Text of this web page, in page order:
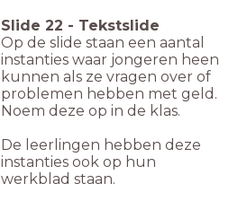
Slide 22 - Tekstslide
Op de slide staan een aantal
instanties waar jongeren heen
kunnen als ze vragen over of
problemen hebben met geld.
Noem deze op in de klas.
De leerlingen hebben deze
instanties ook op hun
werkblad staan.